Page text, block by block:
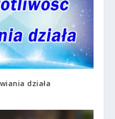
działa